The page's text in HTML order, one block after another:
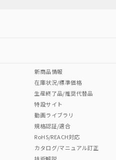
Cr(VI)
新商品情報
在庫状況/標準価格
生産終了品/推奨代替品
特設サイト
動画ライブラリ
規格認証/適合
RoHS/REACH対応
カタログ/マニュアル訂正